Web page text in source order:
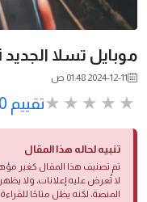
موبايل تسلا الجديد Tesla model Pi
2024-12-11 01:48 ص
تقييم 0 من 5.
تنبيه لحاله هذا المقال
تم تصنيف هذا المقال كغير
لا تُعرض عليه إعلانات، ولا
المنصة، لكنه يظل متاحًا